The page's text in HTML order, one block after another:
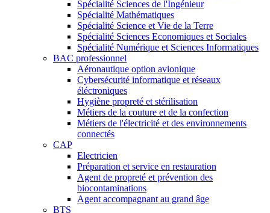
Spécialité Sciences de l'Ingénieur
Spécialité Mathématiques
Spécialité Science et Vie de la Terre
Spécialité Sciences Economiques et Sociales
Spécialité Numérique et Sciences Informatiques
BAC professionnel
Aéronautique option avionique
Cybersécurité informatique et réseaux
éléctroniques
Hygiène propreté et stérilisation
Métiers de la couture et de la confection
Métiers de l'électricité et des environnements
connectés
CAP
Electricien
Préparation et service en restauration
Agent de propreté et prévention des
biocontaminations
Agent accompagnant au grand âge
BTS